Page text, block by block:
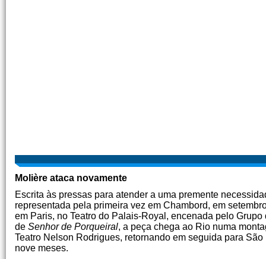
Molière ataca novamente
Escrita às pressas para atender a uma premente
representada pela primeira vez em Chambord, em
em Paris, no Teatro do Palais-Royal, encenada pelo
de Senhor de Porqueiral, a peça chega ao Rio numa
Teatro Nelson Rodrigues, retornando em seguida para
nove meses.